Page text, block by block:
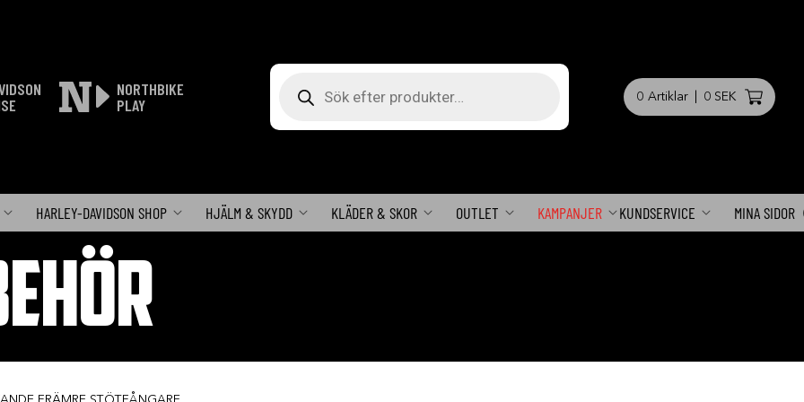
NORTHBIKE
PLAY
0 Artiklar 0 SEK
HARLEY-DAVIDSON SHOP HJÄLM & SKYDD KLÄDER & SKOR OUTLET KAMPANJER KUNDSERVICE MINA SIDOR